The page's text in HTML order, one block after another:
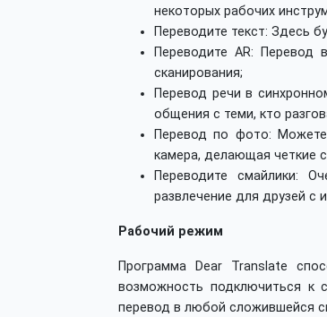
некоторых рабочих
Переводите текст: Здесь
Переводите AR:
сканирования;
Перевод речи в
общения с теми, кто
Перевод по фото:
камера, делающая четкие
Переводите смайлики:
развлечение для друзей с
Рабочий режим
Программа Dear Translate
возможность подключиться к
перевод в любой сложившейся